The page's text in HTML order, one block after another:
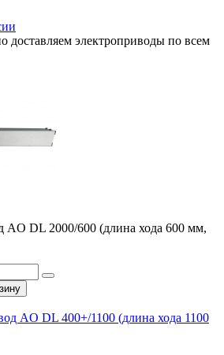
доставляем электроприводы по всем
AO DL 2000/600 (длина хода 600 мм,